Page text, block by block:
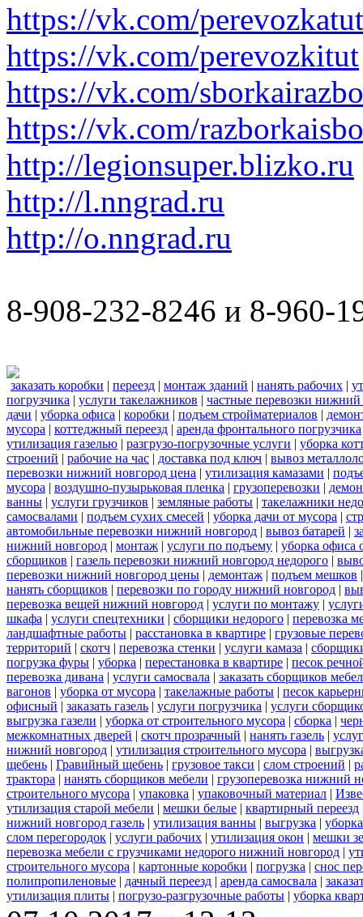
https://vk.com/perevozkatut
https://vk.com/perevozkitut
https://vk.com/
https://vk.com/
http://legionsuper.blizko.ru
http://l.nngrad.ru
http://o.nngrad.ru
8-908-232-8246 и 8-960-
заказать коробки | переезд | монтаж зданий | нанять рабочих |
погрузчика | услуги такелажников | частные перевозки нижний
дачи | уборка офиса | коробки | подъем стройматериалов |
мусора | коттеджный переезд | аренда фронтального погрузчика
утилизация газелью | разгрузо-погрузочные услуги | уборка
строений | рабочие на час | доставка под ключ | вывоз
перевозки нижний новгород цена | утилизация камазами |
мусора | воздушно-пузырьковая пленка | грузоперевозки |
ванны | услуги грузчиков | земляные работы | такелажники
самосвалами | подъем сухих смесей | уборка дачи от мусора |
автомобильные перевозки нижний новгород | вывоз батарей |
нижний новгород | монтаж | услуги по подъему | уборка офиса
сборщиков | газель перевозки нижний новгород недорого |
перевозки нижний новгород цены | демонтаж | подъем мешков
нанять сборщиков | перевозки по городу нижний новгород |
перевозка вещей нижний новгород | услуги по монтажу |
шкафа | услуги спецтехники | сборщики недорого | перевозка
ландшафтные работы | расстановка в квартире | грузовые
территорий | скотч | перевозка стенки | услуги камаза |
погрузка фуры | уборка | перестановка в квартире | песок
перевозка дивана | услуги самосвала | заказать сборщиков
вагонов | уборка от мусора | такелажные работы | песок
офисный | заказать газель | услуги погрузчика | услуги
выгрузка газели | уборка от строительного мусора | сборка |
межкомнатных дверей | скотч прозрачный | нанять газель |
нижний новгород | утилизация строительного мусора |
щебень | Гравийный щебень | грузовое такси | слом строений |
трактора | нанять сборщиков мебели | грузоперевозка нижний
строительного мусора | упаковка | упаковочный материал |
утилизация старой мебели | мешки белые | квартирный переезд
нижний новгород газель | утилизация ванны | выгрузка |
слом перегородок | услуги рабочих | утилизация окон | мешки
перевозка мебели с грузчиками недорого нижний новгород |
строительного мусора | картонные коробки | погрузка | снос
полипропиленовые | дачный переезд | аренда самосвала |
утилизация плиты | погрузо-разгрузочные работы | уборка